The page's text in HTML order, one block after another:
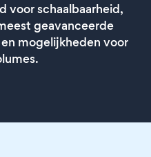
voor schaalbaarheid,
geavanceerde
mogelijkheden voor